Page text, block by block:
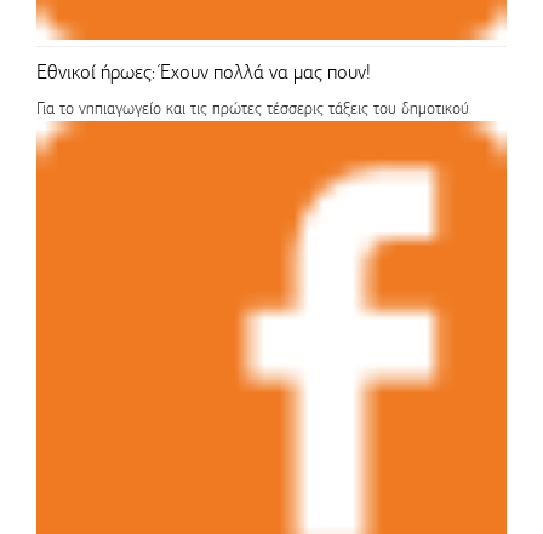
Εθνικοί ήρωες: Έχουν πολλά να μας πουν!
Για το νηπιαγωγείο και τις πρώτες τέσσερις τάξεις του δημοτικού